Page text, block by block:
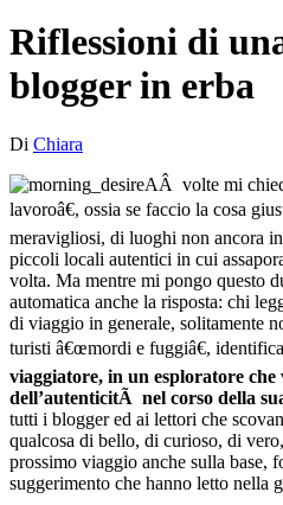
Riflessioni di
blogger in erba
Di Chiara
AÂ volte mi
lavoroâ€, ossia se faccio la cosa
meravigliosi, di luoghi non ancora
piccoli locali autentici in cui
volta. Ma mentre mi pongo questo
automatica anche la risposta: chi
di viaggio in generale, solitamente
turisti â€œmordi e fuggiâ€,
viaggiatore, in un esploratore che
dell’autenticitÃ nel corso della
tutti i blogger ed ai lettori che
qualcosa di bello, di curioso, di
prossimo viaggio anche sulla base,
suggerimento che hanno letto nella